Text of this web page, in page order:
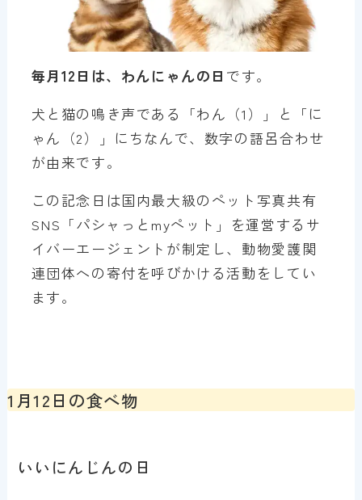
毎月12日は、わんにゃんの日 です。
犬と猫の鳴き声である「わん（1）」と「に
ゃん（2）」にちなんで、数字の語呂合わせ
が由来です。
この記念日は国内最大級のペット写真共有
SNS「パシャっとmyペット」を運営するサ
イバーエージェントが制定し、動物愛護関
連団体への寄付を呼びかける活動をしてい
ます。
1月12日の食べ物
いいにんじんの日